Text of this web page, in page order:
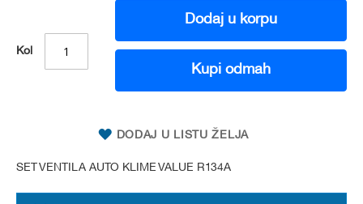
Kol
Dodaj u korpu
Kupi odmah
DODAJ U LISTU ŽELJA
SET VENTILA AUTO KLIME VALUE R134A